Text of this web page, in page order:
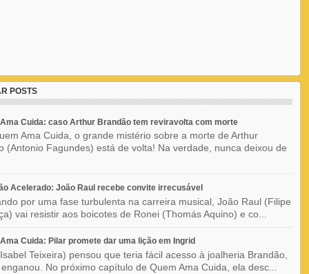
POSTS
Cuida: caso Arthur Brandão tem reviravolta com morte
Ama Cuida, o grande mistério sobre a morte de Arthur
(Antonio Fagundes) está de volta! Na verdade, nunca deixou de
Acelerado: João Raul recebe convite irrecusável
por uma fase turbulenta na carreira musical, João Raul (Filipe
vai resistir aos boicotes de Ronei (Thomás Aquino) e co...
Cuida: Pilar promete dar uma lição em Ingrid
Teixeira) pensou que teria fácil acesso à joalheria Brandão,
No próximo capítulo de Quem Ama Cuida, ela desc...